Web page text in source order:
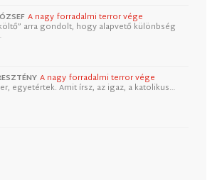
A nagy forradalmi terror vége
arra gondolt, hogy alapvető különbség
A nagy forradalmi terror vége
egyetértek. Amit írsz, az igaz, a katolikus…